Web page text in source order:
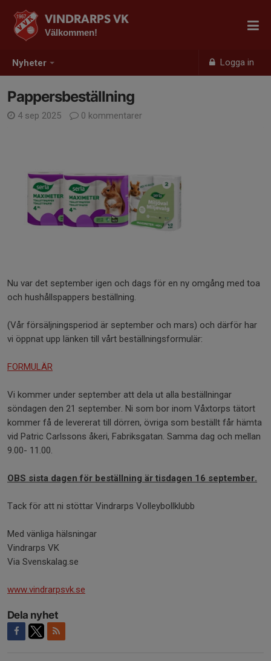
Nyheter Logga in
VINDRARPS VK
Välkommen!
Pappersbeställning
4 sep 2025 0 kommentarer
Nu var det september igen och dags för en ny omgång med toa
och hushållspappers beställning.
(Vår försäljningsperiod är september och mars) och därför har
vi öppnat upp länken till vårt beställningsformulär:
FORMULÄR
Vi kommer under september att dela ut alla beställningar
söndagen den 21 september. Ni som bor inom Våxtorps tätort
kommer få de levererat till dörren, övriga som beställt får hämta
vid Patric Carlssons åkeri, Fabriksgatan. Samma dag och mellan
9.00- 11.00.
OBS sista dagen för beställning är tisdagen 16 september.
Tack för att ni stöttar Vindrarps Volleybollklubb
Med vänliga hälsningar
Vindrarps VK
Via Svenskalag.se
www.vindrarpsvk.se
Dela nyhet